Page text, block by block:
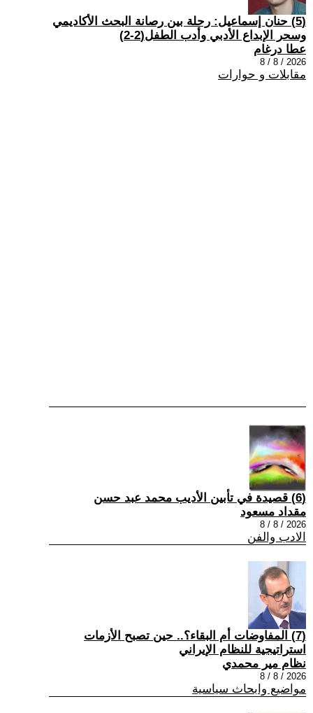
(5) حنان إسماعيل: رحلة بين رصانة البحث الأكاديمي
وسحر الإبداع الأدبي وأدب الطفل(2-2)
عطا درغام
2026 / 8 / 8
مقابلات و حوارات
(6) قصيدة في تأبين الأديب محمد عبد حسن
مقداد مسعود
2026 / 8 / 8
الادب والفن
(7) المفاوضات أم البقاء؟.. حين تصبح الأزمات
استراتيجية للنظام الإيراني
نظام مير محمدي
2026 / 8 / 8
مواضيع وابحاث سياسية